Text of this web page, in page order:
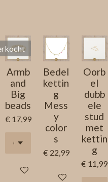
Armb
and
Big
beads
€ 17,99
Houd mij op de hoogte
Bedel
kettin
g
Mess
y
color
s
€ 22,99
In winkelwagen
Oorb
el
dubb
ele
stud
met
kettin
g
€ 11,99